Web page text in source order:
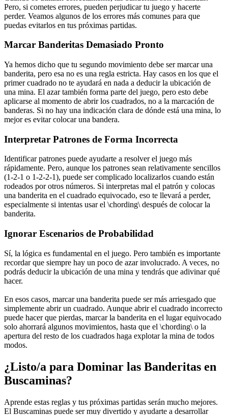
Pero, si cometes errores, pueden perjudicar tu juego y hacerte
perder. Veamos algunos de los errores más comunes para que
puedas evitarlos en tus próximas partidas.
Marcar Banderitas Demasiado Pronto
Ya hemos dicho que tu segundo movimiento debe ser marcar una
banderita, pero esa no es una regla estricta. Hay casos en los que el
primer cuadrado no te ayudará en nada a deducir la ubicación de
una mina. El azar también forma parte del juego, pero esto debe
aplicarse al momento de abrir los cuadrados, no a la marcación de
banderas. Si no hay una indicación clara de dónde está una mina, lo
mejor es evitar colocar una bandera.
Interpretar Patrones de Forma Incorrecta
Identificar patrones puede ayudarte a resolver el juego más
rápidamente. Pero, aunque los patrones sean relativamente sencillos
(1-2-1 o 1-2-2-1), puede ser complicado localizarlos cuando están
rodeados por otros números. Si interpretas mal el patrón y colocas
una banderita en el cuadrado equivocado, eso te llevará a perder,
especialmente si intentas usar el \chording\ después de colocar la
banderita.
Ignorar Escenarios de Probabilidad
Sí, la lógica es fundamental en el juego. Pero también es importante
recordar que siempre hay un poco de azar involucrado. A veces, no
podrás deducir la ubicación de una mina y tendrás que adivinar qué
hacer.
En esos casos, marcar una banderita puede ser más arriesgado que
simplemente abrir un cuadrado. Aunque abrir el cuadrado incorrecto
puede hacer que pierdas, marcar la banderita en el lugar equivocado
solo ahorrará algunos movimientos, hasta que el \chording\ o la
apertura del resto de los cuadrados haga explotar la mina de todos
modos.
¿Listo/a para Dominar las Banderitas en
Buscaminas?
Aprende estas reglas y tus próximas partidas serán mucho mejores.
El Buscaminas puede ser muy divertido y ayudarte a desarrollar